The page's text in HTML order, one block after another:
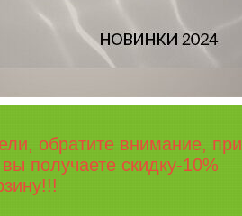
обратите внимание, при
получаете скидку-10%